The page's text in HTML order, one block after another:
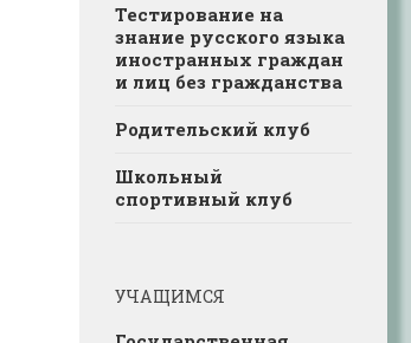
Тестирование на
знание русского языка
иностранных граждан
и лиц без гражданства
Родительский клуб
Школьный
спортивный клуб
УЧАЩИМСЯ